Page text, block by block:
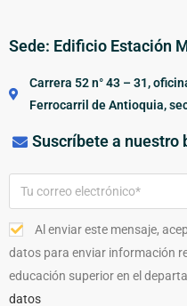
Sede: Edificio Estación
Carrera 52 n° 43 – 31,
Ferrocarril de Antioquia,
Suscríbete a nuestro
Al enviar este mensaje,
datos para enviar información
educación superior en el
datos